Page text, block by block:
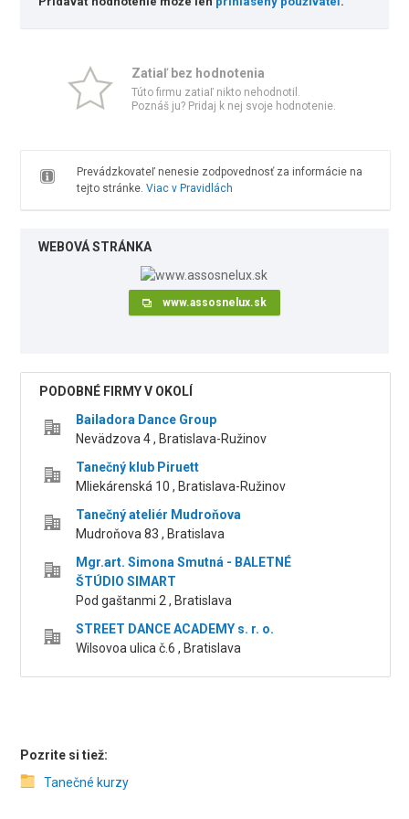
Zatiaľ bez hodnotenia
Túto firmu zatiaľ nikto nehodnotil.
Poznáš ju? Pridaj k nej svoje hodnotenie.
Prevádzkovateľ nenesie zodpovednosť za informácie na
tejto stránke. Viac v Pravidlách
WEBOVÁ STRÁNKA
www.assosnelux.sk
PODOBNÉ FIRMY V OKOLÍ
Bailadora Dance Group
Nevädzova 4 , Bratislava-Ružinov
Tanečný klub Piruett
Mliekárenská 10 , Bratislava-Ružinov
Tanečný ateliér Mudroňova
Mudroňova 83 , Bratislava
Mgr.art. Simona Smutná - BALETNÉ
ŠTÚDIO SIMART
Pod gaštanmi 2 , Bratislava
STREET DANCE ACADEMY s. r. o.
Wilsovoa ulica č.6 , Bratislava
Pozrite si tiež:
Tanečné kurzy